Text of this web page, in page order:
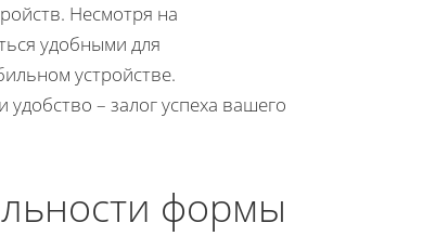
Несмотря на
удобными для
устройстве.
– залог успеха вашего
формы